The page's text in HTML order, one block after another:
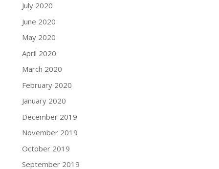
July 2020
June 2020
May 2020
April 2020
March 2020
February 2020
January 2020
December 2019
November 2019
October 2019
September 2019